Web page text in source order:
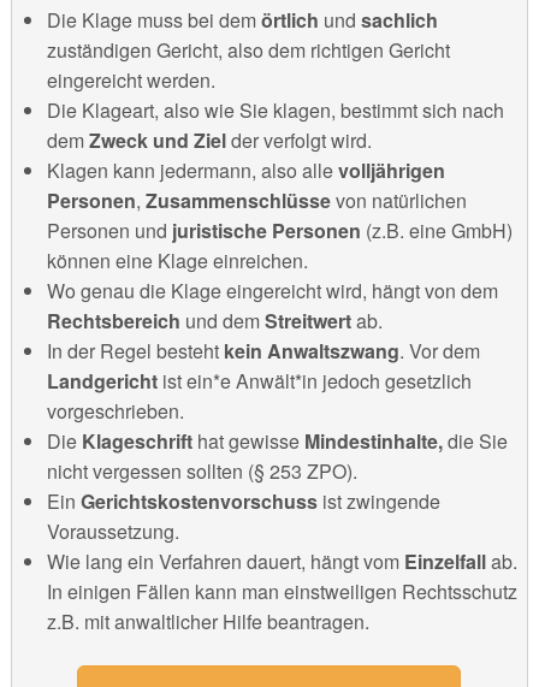
Die Klage muss bei demörtlich und sachlich
zuständigen Gericht, also dem richtigen Gericht
eingereicht werden.
Die Klageart, also wie Sie klagen, bestimmt sich nach
demZweck und Zielder verfolgt wird.
Klagen kann jedermann, also allevolljährigen
Personen, Zusammenschlüssevon natürlichen
Personen und juristische Personen (z.B. eine GmbH)
können eine Klage einreichen.
Wo genau die Klage eingereicht wird, hängt von dem
Rechtsbereich und demStreitwertab.
In der Regel besteht kein Anwaltszwang. Vor dem
Landgericht ist ein*e Anwält*in jedoch gesetzlich
vorgeschrieben.
Die Klageschrift hat gewisse Mindestinhalte,die Sie
nicht vergessen sollten (§ 253 ZPO).
Ein Gerichtskostenvorschuss ist zwingende
Voraussetzung.
Wie lang ein Verfahren dauert, hängt vom Einzelfallab.
In einigen Fällen kann man einstweiligen Rechtsschutz
z.B. mit anwaltlicher Hilfe beantragen.